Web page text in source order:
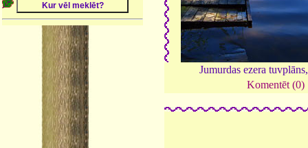
Jumurdas ezera
Komentēt (0)